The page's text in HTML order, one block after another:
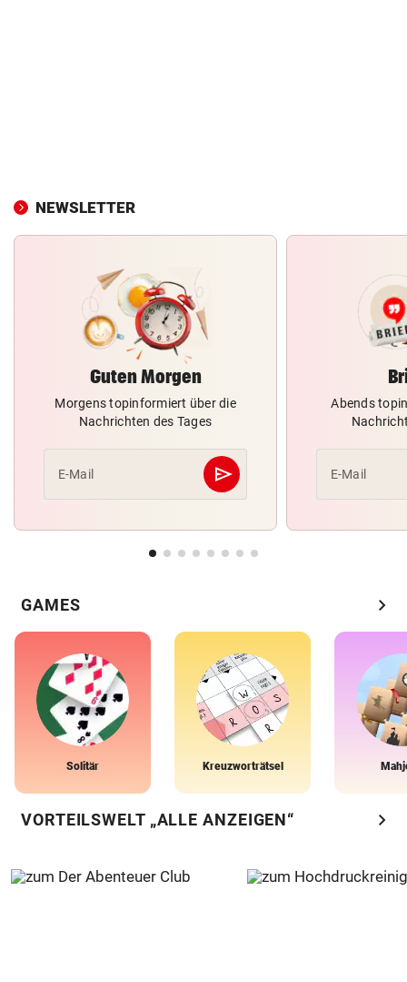
NEWSLETTER
Guten Morgen
Morgens topinformiert über die
Nachrichten des Tages
E-Mail send
Abschicken
Abends
E-Mail
GAMES chevron_right
Solitär Kreuzworträtsel
VORTEILSWELT „ALLE ANZEIGEN“ chevron_right